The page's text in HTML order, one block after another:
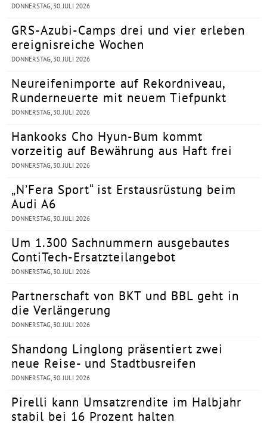
DONNERSTAG, 30. JULI 2026
GRS-Azubi-Camps drei und vier erleben
ereignisreiche Wochen
DONNERSTAG, 30. JULI 2026
Neureifenimporte auf Rekordniveau,
Runderneuerte mit neuem Tiefpunkt
DONNERSTAG, 30. JULI 2026
Hankooks Cho Hyun-Bum kommt
vorzeitig auf Bewährung aus Haft frei
DONNERSTAG, 30. JULI 2026
„N’Fera Sport“ ist Erstausrüstung beim
Audi A6
DONNERSTAG, 30. JULI 2026
Um 1.300 Sachnummern ausgebautes
ContiTech-Ersatzteilangebot
DONNERSTAG, 30. JULI 2026
Partnerschaft von BKT und BBL geht in
die Verlängerung
DONNERSTAG, 30. JULI 2026
Shandong Linglong präsentiert zwei
neue Reise- und Stadtbusreifen
DONNERSTAG, 30. JULI 2026
Pirelli kann Umsatzrendite im Halbjahr
stabil bei 16 Prozent halten